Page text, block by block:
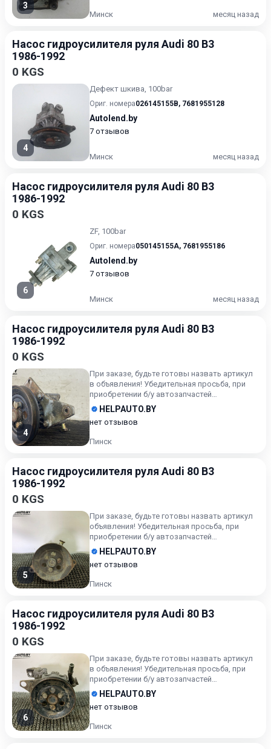
3
Минск месяц назад
Насос гидроусилителя руля Audi 80 B3
1986-1992
0 KGS
4
Дефект шкива, 100bar
Ориг. номера026145155B, 7681955128
Autolend.by
7 отзывов
Минск месяц назад
Насос гидроусилителя руля Audi 80 B3
1986-1992
0 KGS
6
ZF, 100bar
Ориг. номера050145155A, 7681955186
Autolend.by
7 отзывов
Минск месяц назад
Насос гидроусилителя руля Audi 80 B3
1986-1992
0 KGS
4
При заказе, будьте готовы назвать артикул
в объявления! Убедительная просьба, при
приобретении б/у автозапчастей
внимательно подходите к воп...
HELPAUTO.BY
нет отзывов
Пинск
Насос гидроусилителя руля Audi 80 B3
1986-1992
0 KGS
5
При заказе, будьте готовы назвать артикул
объявления! Убедительная просьба, при
приобретении б/у автозапчастей
внимательно подходите к вопро...
HELPAUTO.BY
нет отзывов
Пинск
Насос гидроусилителя руля Audi 80 B3
1986-1992
0 KGS
6
При заказе, будьте готовы назвать артикул
в объявления! Убедительная просьба, при
приобретении б/у автозапчастей
внимательно подходите к воп...
HELPAUTO.BY
нет отзывов
Пинск